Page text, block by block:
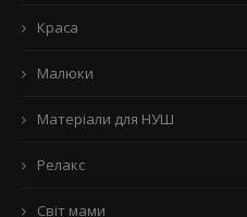
Краса
Малюки
Матеріали для НУШ
Релакс
Світ мами